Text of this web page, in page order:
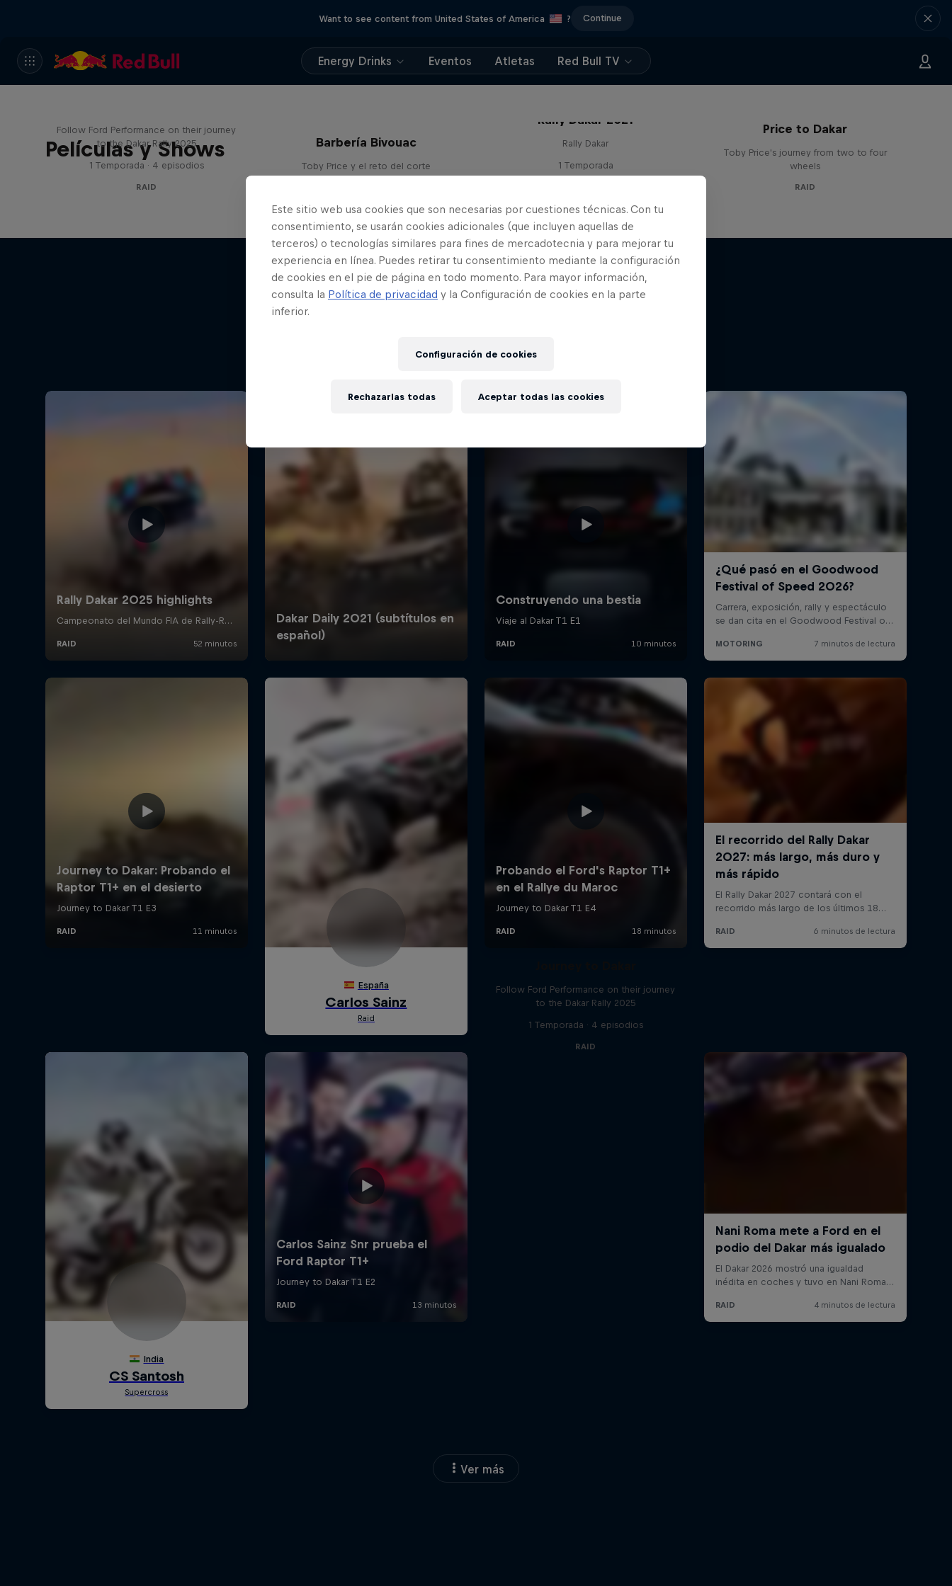
Want to see content from United States of America ? Continue
Energy Drinks Eventos Atletas Red Bull TV
Películas y Shows
Follow Ford Performance on their journey
to the Dakar Rally 2025
1 Temporada · 4 episodios
RAID
Barbería Bivouac
Toby Price y el reto del corte
Rally Dakar 2021
Rally Dakar
1 Temporada
Price to Dakar
Toby Price's journey from two to four
wheels
RAID
Follow Ford Performance on their journey
to the Dakar Rally 2025
1 Temporada · 4 episodios
RAID
Ver más
Este sitio web usa cookies que son necesarias por cuestiones técnicas. Con tu
consentimiento, se usarán cookies adicionales (que incluyen aquellas de
terceros) o tecnologías similares para fines de mercadotecnia y para mejorar tu
experiencia en línea. Puedes retirar tu consentimiento mediante la configuración
de cookies en el pie de página en todo momento. Para mayor información,
consulta la Política de privacidad y la Configuración de cookies en la parte
inferior.
Configuración de cookies
Rechazarlas todas Aceptar todas las cookies